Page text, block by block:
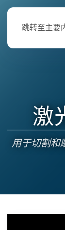
跳转至主要
激
用于切割和